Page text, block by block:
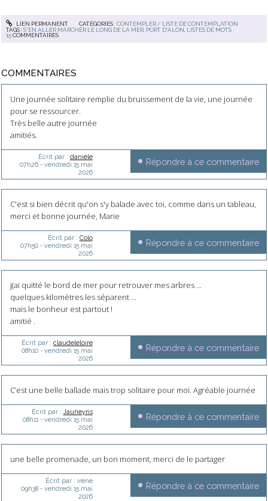
LIEN PERMANENT CATÉGORIES :CONTEMPLER / LISTE DE CONTEMPLATION
TAGS :S'EN ALLER MARCHER LE LONG DE LA MER PORT D'ALON LISTES DE MOTS
15COMMENTAIRES
COMMENTAIRES
Une journée solitaire remplie du bruissement de la vie, une journée
pour se ressourcer.
Très belle autre journée
amitiés.
Écrit par : danièle
07h26- vendredi 15 mai
2026
Répondre à ce commentaire
C'est si bien décrit qu'on s'y balade avec toi, comme dans un tableau,
merci et bonne journée, Marie
Écrit par : Colo
07h50- vendredi 15 mai
2026
Répondre à ce commentaire
j(ai quitté le bord de mer pour retrouver mes arbres ...
quelques kilomètres les séparent ...
mais le bonheur est partout !
amitié .
Écrit par : claudeleloire
08h10- vendredi 15 mai
2026
Répondre à ce commentaire
C’est une belle ballade mais trop solitaire pour moi. Agréable journée
Écrit par : Jauneyris
08h11 - vendredi 15 mai
2026
Répondre à ce commentaire
une belle promenade, un bon moment, merci de le partager
Écrit par : irène
09h38- vendredi 15 mai
2026
Répondre à ce commentaire